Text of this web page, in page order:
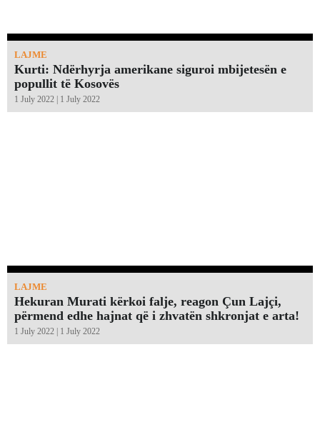
LAJME
Kurti: Ndërhyrja amerikane siguroi mbijetesën e
popullit të Kosovës
1 July 2022 | 1 July 2022
LAJME
Hekuran Murati kërkoi falje, reagon Çun Lajçi,
përmend edhe hajnat që i zhvatën shkronjat e arta!￼
1 July 2022 | 1 July 2022